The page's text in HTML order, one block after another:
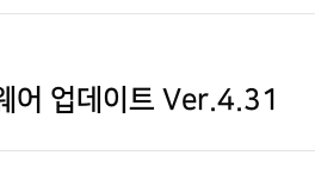
어 업데이트 Ver.4.31